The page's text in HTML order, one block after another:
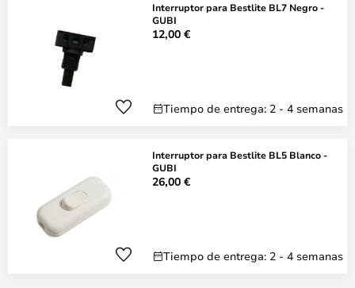
Interruptor para Bestlite BL7 Negro -
GUBI
12,00 €
Tiempo de entrega: 2 - 4 semanas
Interruptor para Bestlite BL5 Blanco -
GUBI
26,00 €
Tiempo de entrega: 2 - 4 semanas